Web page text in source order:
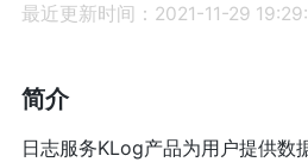
最近更新时间：2021-11-29
简介
日志服务KLog产品为用户提供数